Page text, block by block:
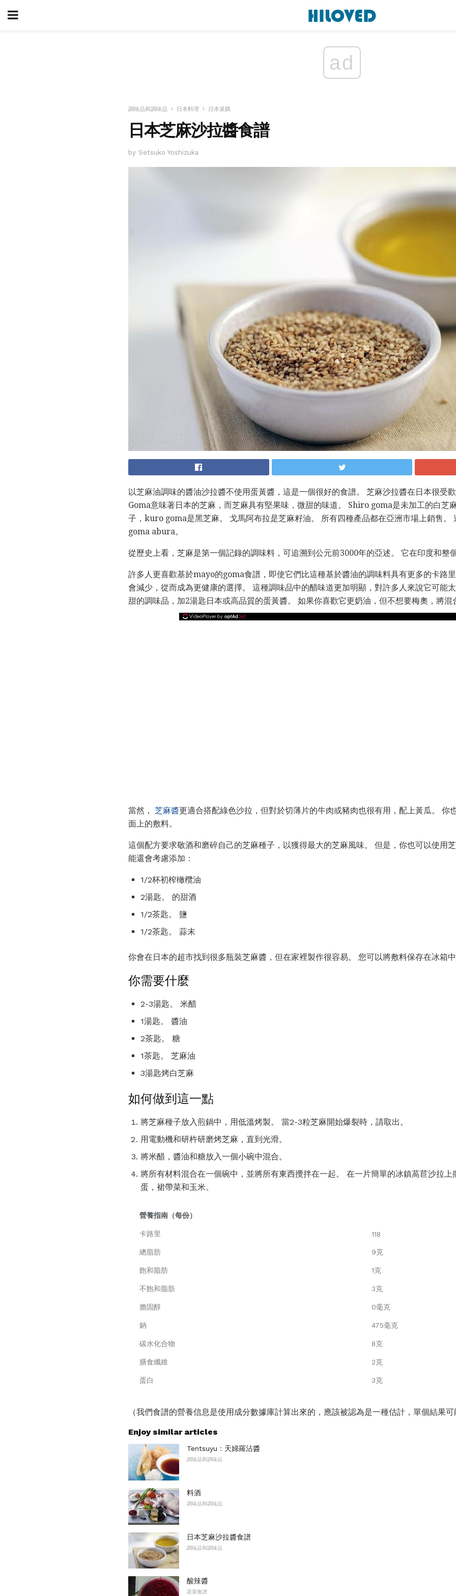
ad
調味品和調味品 日本料理 日本菜餚
日本芝麻沙拉醬食譜
by Setsuko Yoshizuka
以芝麻油調味的醬油沙拉醬不使用蛋黃醬，這是一個很好的食譜。 芝麻沙拉醬在日本很受
Goma意味著日本的芝麻，而芝麻具有堅果味，微甜的味道。 Shiro goma是未加工的白芝
子，kuro goma是黑芝麻。 戈馬阿布拉是芝麻籽油。 所有四種產品都在亞洲市場上銷售
goma abura。
從歷史上看，芝麻是第一個記錄的調味料，可追溯到公元前3000年的亞述。 它在印度和整
許多人更喜歡基於mayo的goma食譜，即使它們比這種基於醬油的調味料具有更多的卡路
會減少，從而成為更健康的選擇。 這種調味品中的醋味道更加明顯，對許多人來說它可能
甜的調味品，加2湯匙日本或高品質的蛋黃醬。 如果你喜歡它更奶油，但不想要梅奧，將混
當然， 芝麻醬更適合搭配綠色沙拉，但對於切薄片的牛肉或豬肉也很有用，配上黃瓜。 你
面上的敷料。
這個配方要求敬酒和磨碎自己的芝麻種子，以獲得最大的芝麻風味。 但是，你也可以使用
能還會考慮添加：
1/2杯初榨橄欖油
2湯匙。 的甜酒
1/2茶匙。 鹽
1/2茶匙。 蒜末
你會在日本的超市找到很多瓶裝芝麻醬，但在家裡製作很容易。 您可以將敷料保存在冰箱中
你需要什麼
2-3湯匙。 米醋
1湯匙。 醬油
2茶匙。 糖
1茶匙。 芝麻油
3湯匙烤白芝麻
如何做到這一點
將芝麻種子放入煎鍋中，用低溫烤製。 當2-3粒芝麻開始爆裂時，請取出。
用電動機和研杵研磨烤芝麻，直到光滑。
將米醋，醬油和糖放入一個小碗中混合。
將所有材料混合在一個碗中，並將所有東西攪拌在一起。 在一片簡單的冰鎮萵苣沙拉
蛋，裙帶菜和玉米。
營養指南（每份）
卡路里 118
總脂肪 9克
飽和脂肪 1克
不飽和脂肪 3克
膽固醇 0毫克
鈉 475毫克
碳水化合物 8克
膳食纖維 2克
蛋白 3克
（我們食譜的營養信息是使用成分數據庫計算出來的，應該被認為是一種估計，單個結果可
Enjoy similar articles
Tentsuyu：天婦羅沾醬
調味品和調味品
料酒
調味品和調味品
日本芝麻沙拉醬食譜
調味品和調味品
酸辣醬
蔬菜食譜